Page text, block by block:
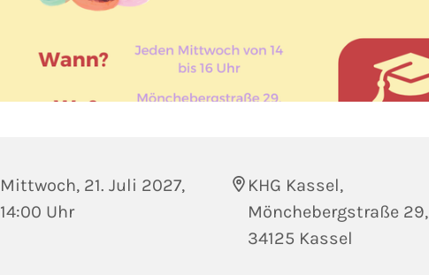
Mittwoch, 21. Juli 2027,
14:00 Uhr
KHG Kassel,
Mönchebergstraße 29,
34125 Kassel